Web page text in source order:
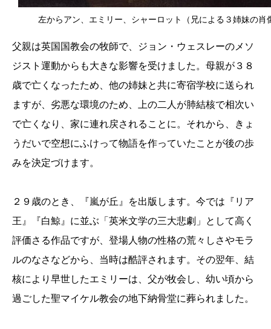
左からアン、エミリー、シャーロット（兄による３姉妹の肖
父親は英国国教会の牧師で、ジョン・ウェスレーのメソ
ジスト運動からも大きな影響を受けました。母親が３８
歳で亡くなったため、他の姉妹と共に寄宿学校に送られ
ますが、劣悪な環境のため、上の二人が肺結核で相次い
で亡くなり、家に連れ戻されることに。それから、きょ
うだいで空想にふけって物語を作っていたことが後の歩
みを決定づけます。
２９歳のとき、『嵐が丘』を出版します。今では『リア
王』『白鯨』に並ぶ「英米文学の三大悲劇」として高く
評価さる作品ですが、登場人物の性格の荒々しさやモラ
ルのなさなどから、当時は酷評されます。その翌年、結
核により早世したエミリーは、父が牧会し、幼い頃から
過ごした聖マイケル教会の地下納骨堂に葬られました。